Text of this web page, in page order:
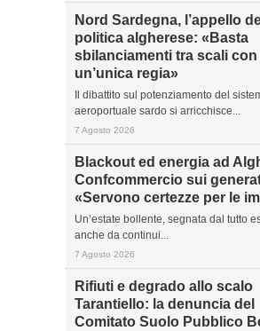
Nord Sardegna, l’appello
politica algherese: «Basta
sbilanciamenti tra scali con
un’unica regia»
Il dibattito sul potenziamento del
aeroportuale sardo si arricchisce...
7 Agosto 2026
Blackout ed energia ad
Confcommercio sui
«Servono certezze per le
Un’estate bollente, segnata dal tutto
anche da continui...
7 Agosto 2026
Rifiuti e degrado allo scalo
Tarantiello: la denuncia del
Comitato Suolo Pubblico